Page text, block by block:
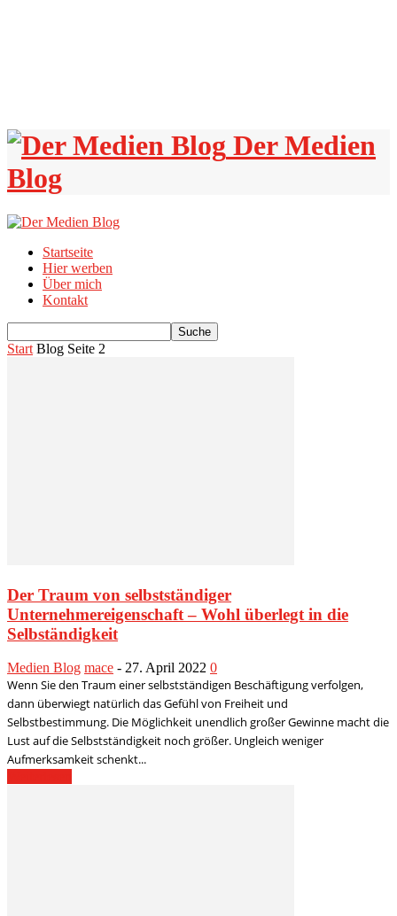
Der Medien
Blog
Startseite
Hier werben
Über mich
Kontakt
Start Blog Seite 2
Der Traum von selbstständiger
Unternehmereigenschaft – Wohl überlegt in die
Selbständigkeit
Medien Blog mace - 27. April 2022 0
Wenn Sie den Traum einer selbstständigen Beschäftigung verfolgen,
dann überwiegt natürlich das Gefühl von Freiheit und
Selbstbestimmung. Die Möglichkeit unendlich großer Gewinne macht die
Lust auf die Selbstständigkeit noch größer. Ungleich weniger
Aufmerksamkeit schenkt...